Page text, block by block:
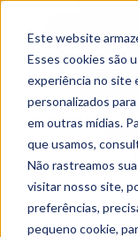
Este website
Esses cookies são
experiência no site
personalizados
em outras mídias.
que usamos,
Não rastreamos
visitar nosso site,
preferências,
pequeno cookie,
ENFERMAGEM HOME
Áreas
alta